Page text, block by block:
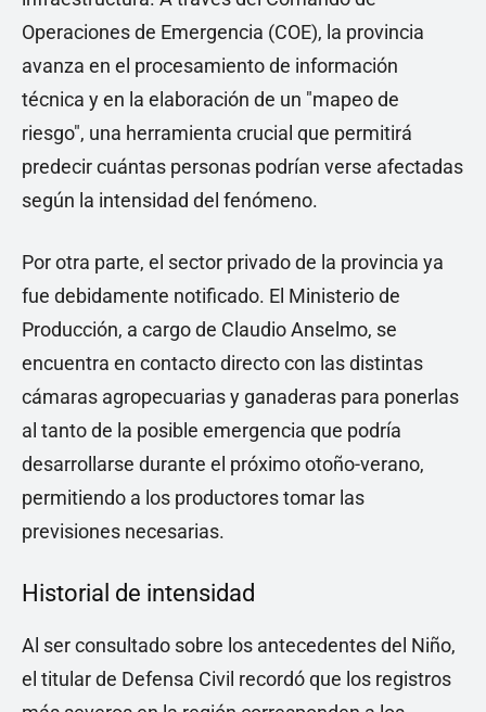
Operaciones de Emergencia (COE), la provincia
avanza en el procesamiento de información
técnica y en la elaboración de un "mapeo de
riesgo", una herramienta crucial que permitirá
predecir cuántas personas podrían verse afectadas
según la intensidad del fenómeno.
Por otra parte, el sector privado de la provincia ya
fue debidamente notificado. El Ministerio de
Producción, a cargo de Claudio Anselmo, se
encuentra en contacto directo con las distintas
cámaras agropecuarias y ganaderas para ponerlas
al tanto de la posible emergencia que podría
desarrollarse durante el próximo otoño-verano,
permitiendo a los productores tomar las
previsiones necesarias.
Historial de intensidad
Al ser consultado sobre los antecedentes del Niño,
el titular de Defensa Civil recordó que los registros